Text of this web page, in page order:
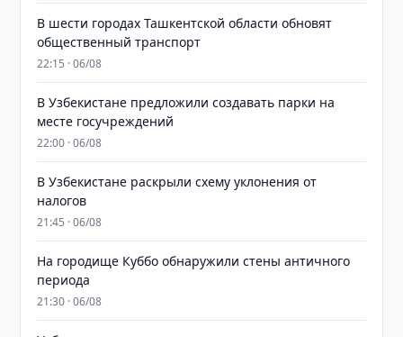
В шести городах Ташкентской области обновят
общественный транспорт
22:15 · 06/08
В Узбекистане предложили создавать парки на
месте госучреждений
22:00 · 06/08
В Узбекистане раскрыли схему уклонения от
налогов
21:45 · 06/08
На городище Куббо обнаружили стены античного
периода
21:30 · 06/08